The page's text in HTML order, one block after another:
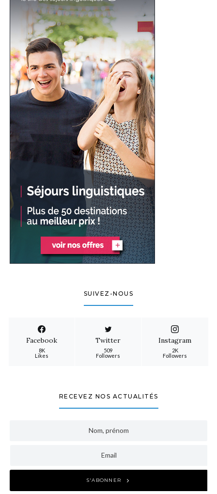
SUIVEZ-NOUS
Facebook
8K
Likes
Twitter
509
Followers
Instagram
2K
Followers
RECEVEZ NOS ACTUALITÉS
S'ABONNER